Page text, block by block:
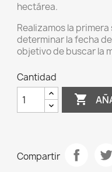
hectárea.
Realizamos la
determinar la fecha
objetivo de buscar la
Cantidad

Compartir